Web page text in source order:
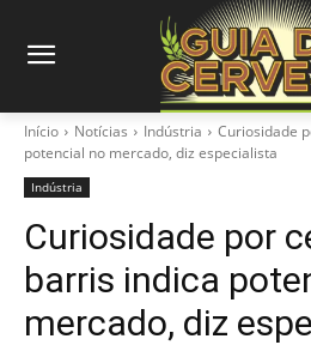
Início Notícias Indústria
Curiosidade
potencial no mercado, diz especialista
Indústria
Curiosidade por
barris indica
mercado, diz